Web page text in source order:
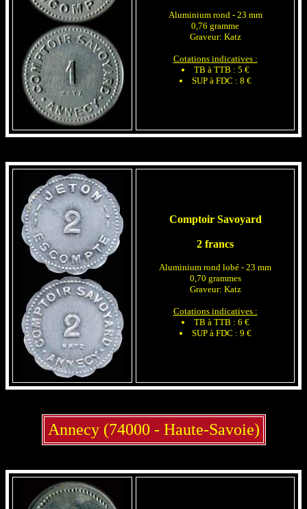
Aluminium rond - 23 mm
0,76 gramme
Graveur: Katz
Cotations indicatives :
TB à TTB : 5 €
SUP à FDC : 8 €
Comptoir Savoyard
2 francs
Aluminium rond lobé - 23 mm
0,70 grammes
Graveur: Katz
Cotations indicatives :
TB à TTB : 6 €
SUP à FDC : 9 €
Annecy (74000 - Haute-Savoie)